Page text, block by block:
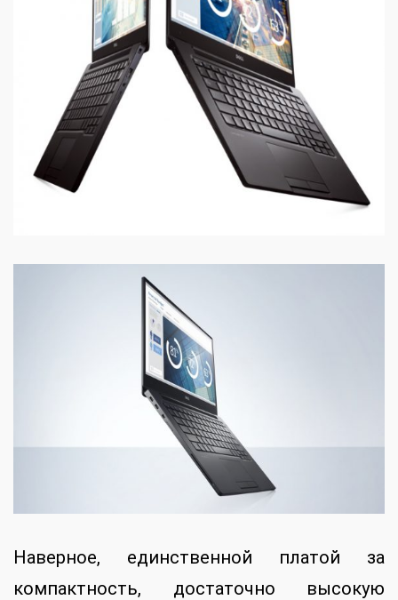
Наверное, единственной платой за
компактность, достаточно высокую